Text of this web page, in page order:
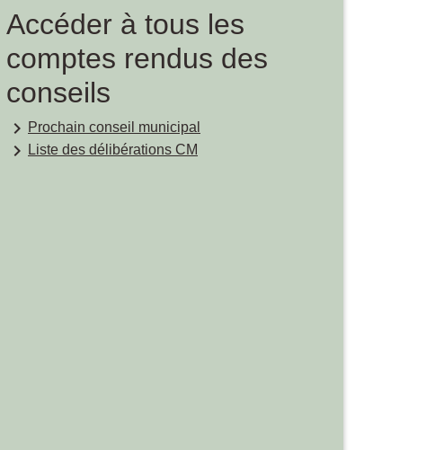
Accéder à tous les
comptes rendus des
conseils
keyboard_arrow_right Prochain conseil municipal
keyboard_arrow_right Liste des délibérations CM